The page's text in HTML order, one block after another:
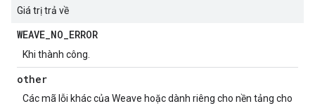
Giá trị trả về
WEAVE_NO_ERROR
Khi thành công.
other
Các mã lỗi khác của Weave hoặc dành riêng cho nền tảng cho